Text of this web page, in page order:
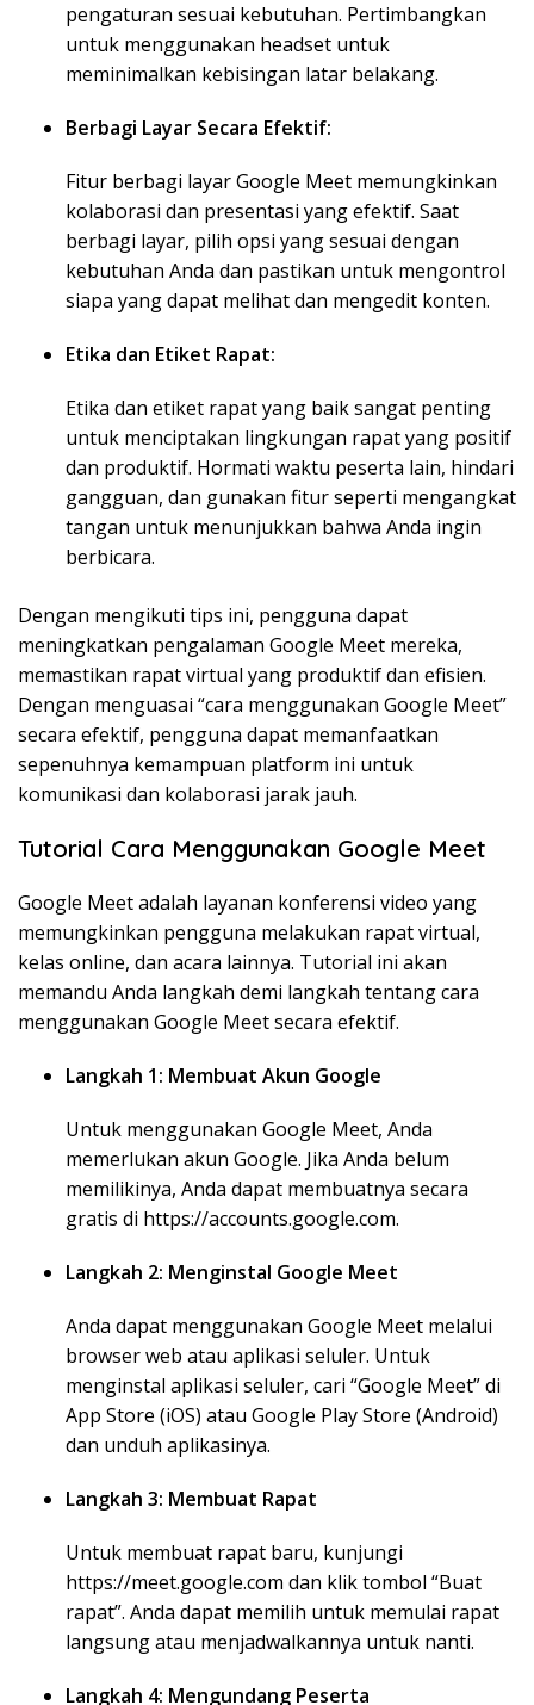
pengaturan sesuai kebutuhan. Pertimbangkan
untuk menggunakan headset untuk
meminimalkan kebisingan latar belakang.
Berbagi Layar Secara Efektif:
Fitur berbagi layar Google Meet memungkinkan
kolaborasi dan presentasi yang efektif. Saat
berbagi layar, pilih opsi yang sesuai dengan
kebutuhan Anda dan pastikan untuk mengontrol
siapa yang dapat melihat dan mengedit konten.
Etika dan Etiket Rapat:
Etika dan etiket rapat yang baik sangat penting
untuk menciptakan lingkungan rapat yang positif
dan produktif. Hormati waktu peserta lain, hindari
gangguan, dan gunakan fitur seperti mengangkat
tangan untuk menunjukkan bahwa Anda ingin
berbicara.
Dengan mengikuti tips ini, pengguna dapat
meningkatkan pengalaman Google Meet mereka,
memastikan rapat virtual yang produktif dan efisien.
Dengan menguasai “cara menggunakan Google Meet”
secara efektif, pengguna dapat memanfaatkan
sepenuhnya kemampuan platform ini untuk
komunikasi dan kolaborasi jarak jauh.
Tutorial Cara Menggunakan Google Meet
Google Meet adalah layanan konferensi video yang
memungkinkan pengguna melakukan rapat virtual,
kelas online, dan acara lainnya. Tutorial ini akan
memandu Anda langkah demi langkah tentang cara
menggunakan Google Meet secara efektif.
Langkah 1: Membuat Akun Google
Untuk menggunakan Google Meet, Anda
memerlukan akun Google. Jika Anda belum
memilikinya, Anda dapat membuatnya secara
gratis di https://accounts.google.com.
Langkah 2: Menginstal Google Meet
Anda dapat menggunakan Google Meet melalui
browser web atau aplikasi seluler. Untuk
menginstal aplikasi seluler, cari “Google Meet” di
App Store (iOS) atau Google Play Store (Android)
dan unduh aplikasinya.
Langkah 3: Membuat Rapat
Untuk membuat rapat baru, kunjungi
https://meet.google.com dan klik tombol “Buat
rapat”. Anda dapat memilih untuk memulai rapat
langsung atau menjadwalkannya untuk nanti.
Langkah 4: Mengundang Peserta